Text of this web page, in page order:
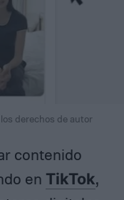
derechos de autor
contenido
en TikTok,